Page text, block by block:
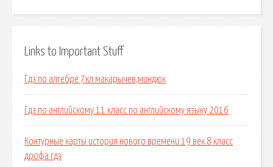
Links to Important Stuff
Гдз по алгебре 7кл.макарычев,миндюк
Гдз по английскому 11 класс по английскому языку 2016
Контурные карты история нового времени 19 век 8 класс
дрофа гдз